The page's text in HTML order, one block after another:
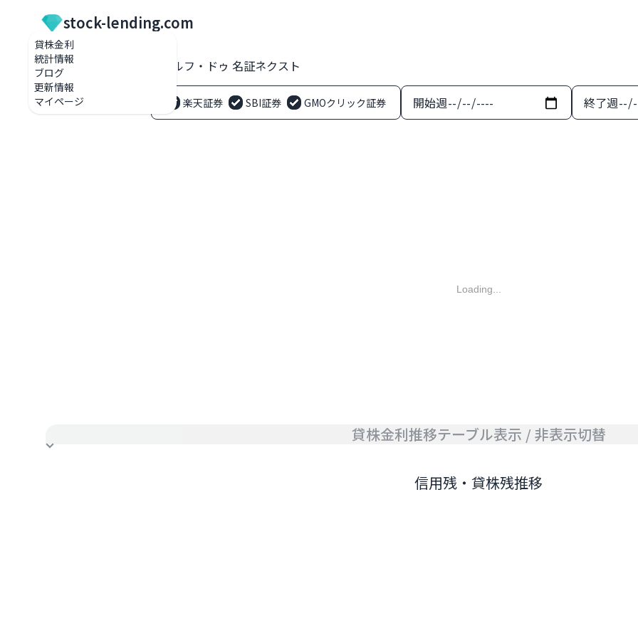
貸株金利
統計情報
ブログ
更新情報
マイページ
stock-lending.com
貸株金利一覧 3032 ゴルフ・ドゥ 名証ネクスト
楽天証券 SBI証券 GMOクリック証券 開始週 終了週
Loading...
貸株金利推移テーブル表示 / 非表示切替
信用残・貸株残推移